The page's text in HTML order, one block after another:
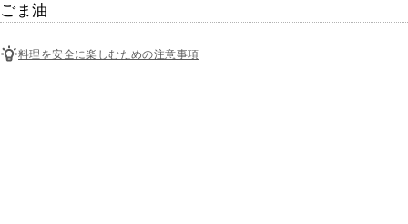
ごま油
料理を安全に楽しむための注意事項